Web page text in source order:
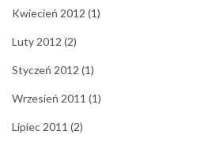
Kwiecień 2012 (1)
Luty 2012 (2)
Styczeń 2012 (1)
Wrzesień 2011 (1)
Lipiec 2011 (2)